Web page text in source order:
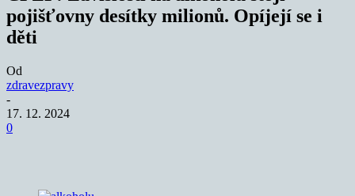
pojišťovny desítky milionů. Opíjejí se i
děti
Od
zdravezpravy
-
17. 12. 2024
0